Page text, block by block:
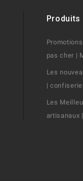
Produits
pas cher |
Les
|
Les
artisanaux